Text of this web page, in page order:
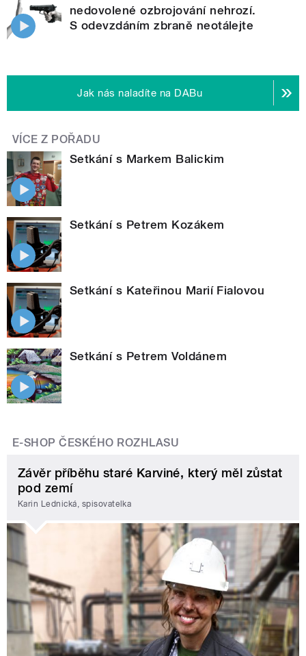
nedovolené ozbrojování nehrozí.
S odevzdáním zbraně neotálejte
Jak nás naladíte na DABu
VÍCE Z POŘADU
Setkání s Markem Balickim
Setkání s Petrem Kozákem
Setkání s Kateřinou Marií Fialovou
Setkání s Petrem Voldánem
E-SHOP ČESKÉHO ROZHLASU
Závěr příběhu staré Karviné, který měl zůstat
pod zemí
Karin Lednická, spisovatelka